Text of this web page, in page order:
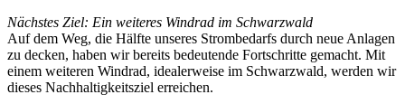
Nächstes Ziel: Ein weiteres Windrad im Schwarzwald
Auf dem Weg, die Hälfte unseres Strombedarfs durch neue Anlagen
zu decken, haben wir bereits bedeutende Fortschritte gemacht. Mit
einem weiteren Windrad, idealerweise im Schwarzwald, werden wir
dieses Nachhaltigkeitsziel erreichen.